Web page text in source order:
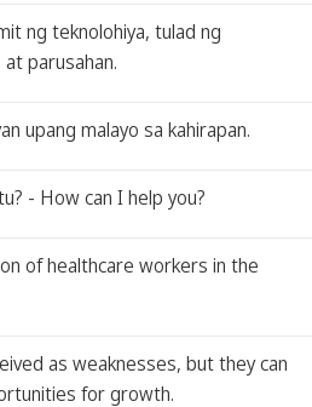
ng teknolohiya, tulad ng
parusahan.
upang malayo sa kahirapan.
- How can I help you?
of healthcare workers in the
as weaknesses, but they can
for growth.